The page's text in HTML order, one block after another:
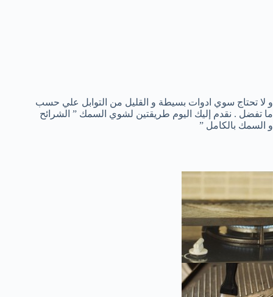
و لا تحتاج سوي ادوات بسيطة و القليل من التوابل علي حسب
ما تفضل . نقدم إليك اليوم طريقتين لشوي السمك ” الشرائح
و السمك بالكامل ”